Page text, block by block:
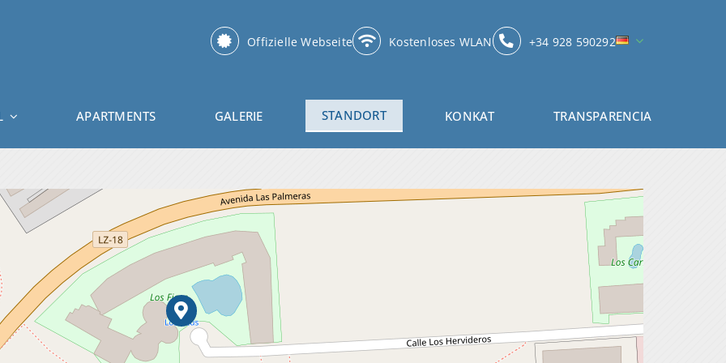
Offizielle Webseite Kostenloses WLAN +34 928 590292
APARTMENTS GALERIE STANDORT KONKAT TRANSPARENCIA